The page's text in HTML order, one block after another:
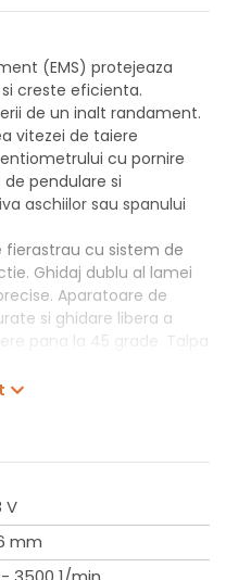
(EMS) protejeaza
creste eficienta.
de un inalt randament.
vitezei de taiere
cu pornire
pendulare si
aschiilor sau spanului
fierastrau cu sistem de
Ghidaj dublu al lamei
Aparatoare de
si ghidare libera a
pana la 45 grade. Talpa
delicate.
a taieturii. Vedere
integrate de suflare.
pentru iluminarea
cu vibratii reduse si
bateriei LED.
18 V.
V
mm